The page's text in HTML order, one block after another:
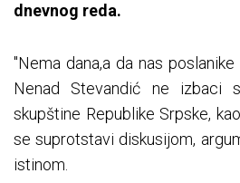
dnevnog reda.
"Nema dana,a da nas
Nenad Stevandić ne izbaci
skupštine Republike Srpske,
se suprotstavi diskusijom,
istinom.